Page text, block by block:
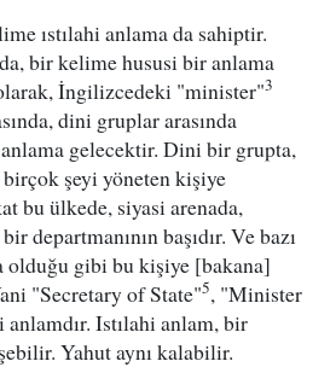
ıstılahi anlama da sahiptir.
bir kelime hususi bir anlama
İngilizcedeki "minister"3
dini gruplar arasında
gelecektir. Dini bir grupta,
şeyi yöneten kişiye
bu ülkede, siyasi arenada,
departmanının başıdır. Ve bazı
gibi bu kişiye [bakana]
"Secretary of State"5, "Minister
anlamdır. Istılahi anlam, bir
Yahut aynı kalabilir.